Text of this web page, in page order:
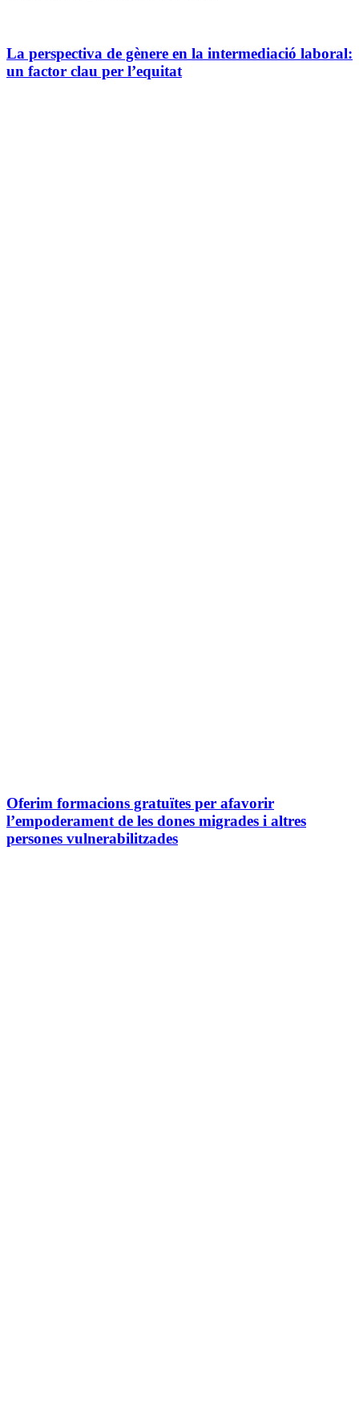
La perspectiva de gènere en la intermediació laboral:
un factor clau per l’equitat
Oferim formacions gratuïtes per afavorir
l’empoderament de les dones migrades i altres
persones vulnerabilitzades